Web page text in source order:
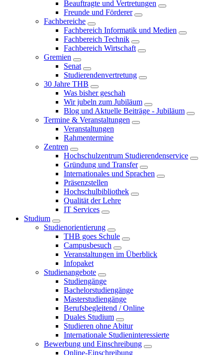
Beauftragte und Vertretungen
Freunde und Förderer
Fachbereiche
Fachbereich Informatik und Medien
Fachbereich Technik
Fachbereich Wirtschaft
Gremien
Senat
Studierendenvertretung
30 Jahre THB
Was bisher geschah
Wir jubeln zum Jubiläum
Blog und Aktuelle Beiträge - Jubiläum
Termine & Veranstaltungen
Veranstaltungen
Rahmentermine
Zentren
Hochschulzentrum Studierendenservice
Gründung und Transfer
Internationales und Sprachen
Präsenzstellen
Hochschulbibliothek
Qualität der Lehre
IT Services
Studium
Studienorientierung
THB goes Schule
Campusbesuch
Veranstaltungen im Überblick
Infopaket
Studienangebote
Studiengänge
Bachelorstudiengänge
Masterstudiengänge
Berufsbegleitend / Online
Duales Studium
Studieren ohne Abitur
Internationale Studieninteressierte
Bewerbung und Einschreibung
Online-Einschreibung